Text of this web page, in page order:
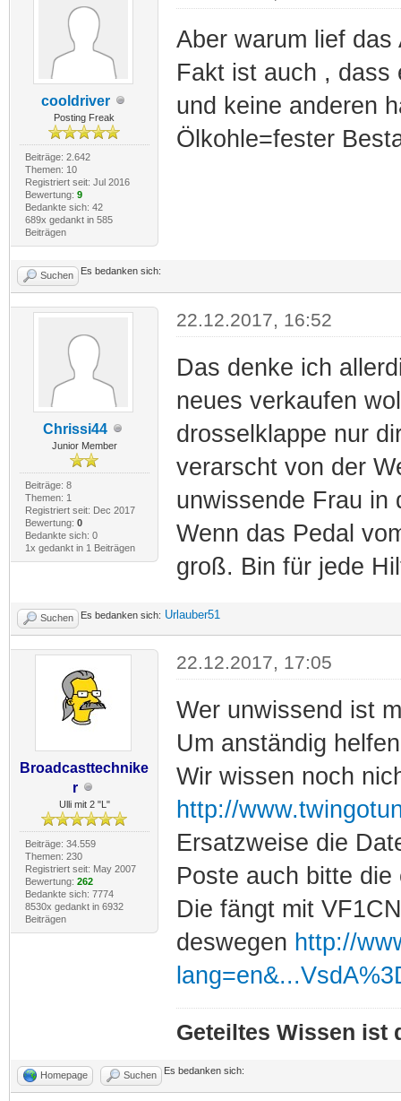
cooldriver
Posting Freak
Beiträge: 2.642
Themen: 10
Registriert seit: Jul 2016
Bewertung: 9
Bedankte sich: 42
689x gedankt in 585
Beiträgen
Aber warum lief
Fakt ist auch , dass
und keine anderen
Ölkohle=fester
Suchen Es bedanken sich:
Chrissi44
Junior Member
Beiträge: 8
Themen: 1
Registriert seit: Dec 2017
Bewertung: 0
Bedankte sich: 0
1x gedankt in 1 Beiträgen
22.12.2017, 16:52
Das denke ich
neues verkaufen
drosselklappe nur
verarscht von der
unwissende Frau in
Wenn das Pedal
groß. Bin für jede
Suchen Es bedanken sich: Urlauber51
Broadcasttechnike
r
Ulli mit 2 "L"
Beiträge: 34.559
Themen: 230
Registriert seit: May 2007
Bewertung: 262
Bedankte sich: 7774
8530x gedankt in 6932
Beiträgen
22.12.2017, 17:05
Wer unwissend ist
Um anständig
Wir wissen noch
http://
Ersatzweise die
Poste auch bitte
Die fängt mit
deswegen http://
Geteiltes Wissen ist
Homepage Suchen Es bedanken sich: